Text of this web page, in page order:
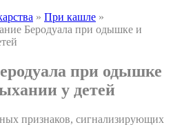
» При кашле »
Беродуала при одышке и
при одышке
у детей
признаков, сигнализирующих